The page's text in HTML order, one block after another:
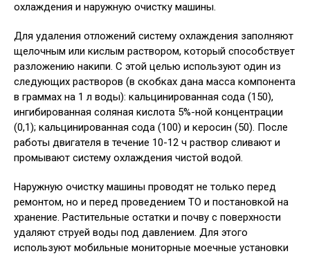
охлаждения и наружную очистку машины.
Для удаления отложений систему охлаждения заполняют
щелочным или кислым раствором, который способствует
разложению накипи. С этой целью используют один из
следующих растворов (в скобках дана масса компонента
в граммах на 1 л воды): кальцинированная сода (150),
ингибированная соляная кислота 5%-ной концентрации
(0,1); кальцинированная сода (100) и керосин (50). После
работы двигателя в течение 10-12 ч раствор сливают и
промывают систему охлаждения чистой водой.
Наружную очистку машины проводят не только перед
ремонтом, но и перед проведением ТО и постановкой на
хранение. Растительные остатки и почву с поверхности
удаляют струей воды под давлением. Для этого
используют мобильные мониторные моечные установки